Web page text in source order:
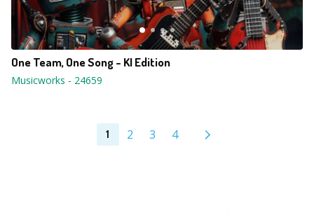
One Team, One Song - KI Edition
Musicworks - 24659
1 2 3 4